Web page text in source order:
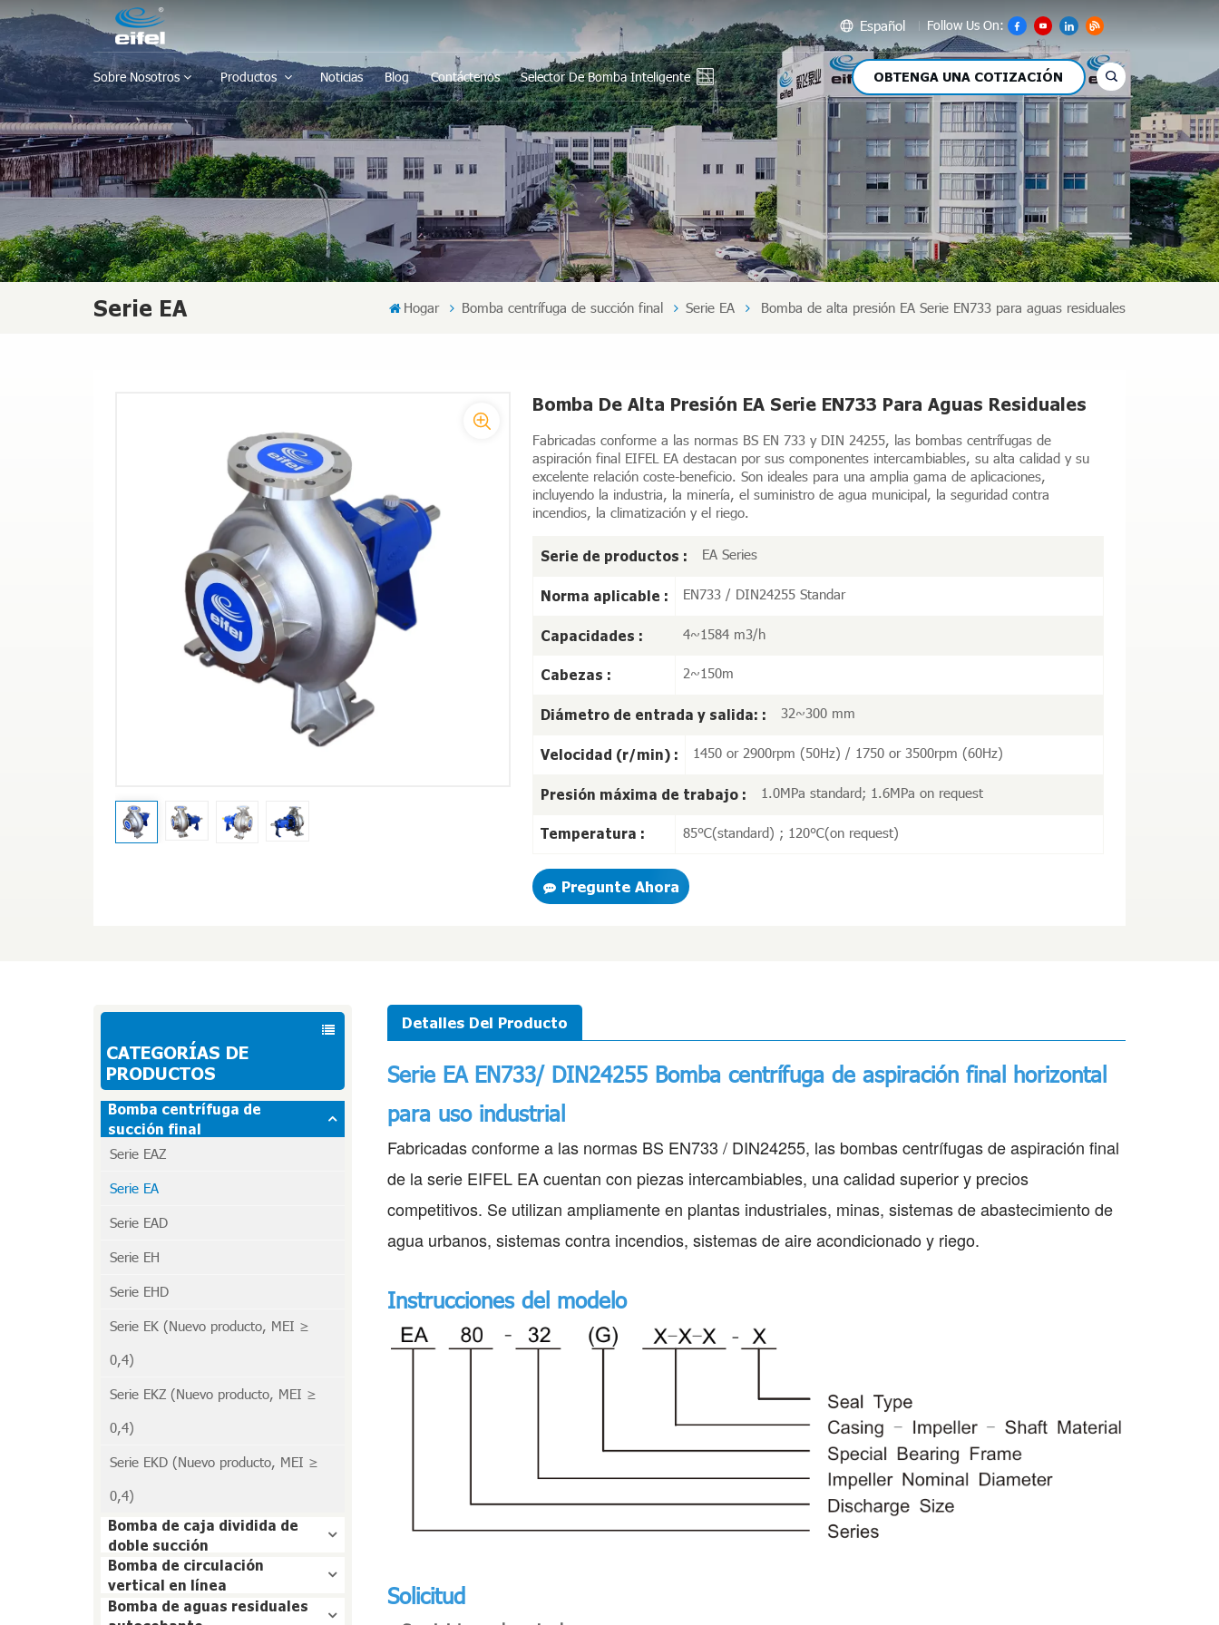
Español
English
Русский
Español
عربي
中文
Follow Us On:
Sobre Nosotros Productos Noticias Blog Contáctenos Selector De Bomba Inteligente OBTENGA UNA COTIZACIÓN
Serie EA Hogar Bomba centrífuga de succión final Serie EA Bomba de alta presión EA Serie EN733 para aguas residuales
Bomba De Alta Presión EA Serie EN733 Para Aguas Residuales
Fabricadas conforme a las normas BS EN 733 y DIN 24255, las bombas centrífugas de
aspiración final EIFEL EA destacan por sus componentes intercambiables, su alta calidad y su
excelente relación coste-beneficio. Son ideales para una amplia gama de aplicaciones,
incluyendo la industria, la minería, el suministro de agua municipal, la seguridad contra
incendios, la climatización y el riego.
Serie de productos : EA Series
Norma aplicable : EN733 / DIN24255 Standar
Capacidades : 4~1584 m3/h
Cabezas : 2~150m
Diámetro de entrada y salida: : 32~300 mm
Velocidad (r/min) : 1450 or 2900rpm (50Hz) / 1750 or 3500rpm (60Hz)
Presión máxima de trabajo : 1.0MPa standard; 1.6MPa on request
Temperatura : 85℃(standard) ; 120℃(on request)
Pregunte Ahora
CATEGORÍAS DE
PRODUCTOS
Bomba centrífuga de
succión final
Serie EAZ
Serie EA
Serie EAD
Serie EH
Serie EHD
Serie EK (Nuevo producto, MEI ≥
0,4)
Serie EKZ (Nuevo producto, MEI ≥
0,4)
Serie EKD (Nuevo producto, MEI ≥
0,4)
Bomba de caja dividida de
doble succión
Bomba de circulación
vertical en línea
Bomba de aguas residuales
Detalles Del Producto
Serie EA EN733/ DIN24255 Bomba centrífuga de aspiración final horizontal
para uso industrial
Fabricadas conforme a las normas BS EN733 / DIN24255, las bombas centrífugas de aspiración final
de la serie EIFEL EA cuentan con piezas intercambiables, una calidad superior y precios
competitivos. Se utilizan ampliamente en plantas industriales, minas, sistemas de abastecimiento de
agua urbanos, sistemas contra incendios, sistemas de aire acondicionado y riego.
Instrucciones del modelo
Solicitud